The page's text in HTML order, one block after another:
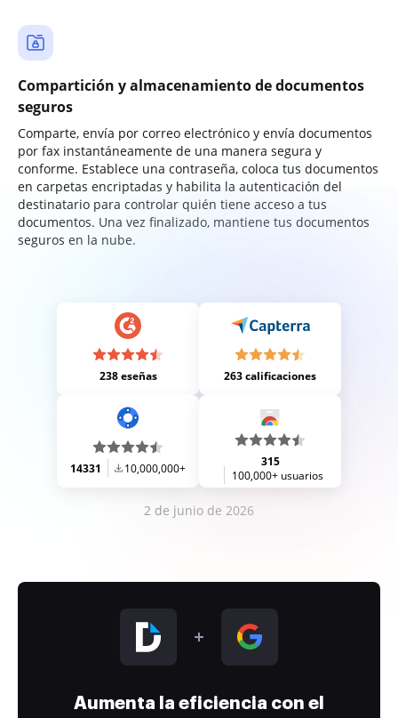
Compartición y almacenamiento de documentos
seguros
Comparte, envía por correo electrónico y envía documentos
por fax instantáneamente de una manera segura y
conforme. Establece una contraseña, coloca tus documentos
en carpetas encriptadas y habilita la autenticación del
destinatario para controlar quién tiene acceso a tus
documentos. Una vez finalizado, mantiene tus documentos
seguros en la nube.
238 eseñas 263 calificaciones
14331 10,000,000+
315
100,000+ usuarios
2 de junio de 2026
Aumenta la eficiencia con el